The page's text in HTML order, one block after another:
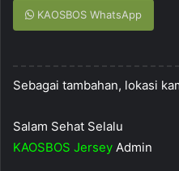
KAOSBOS WhatsApp
Sebagai tambahan, lokasi
Salam Sehat Selalu
KAOSBOS Jersey Admin